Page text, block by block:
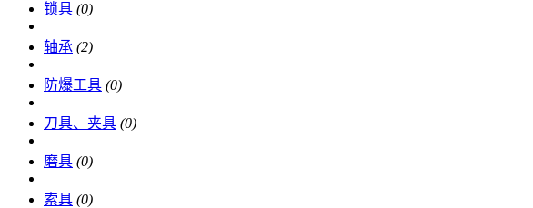
锁具 (0)
轴承 (2)
防爆工具 (0)
刀具、夹具 (0)
磨具 (0)
索具 (0)